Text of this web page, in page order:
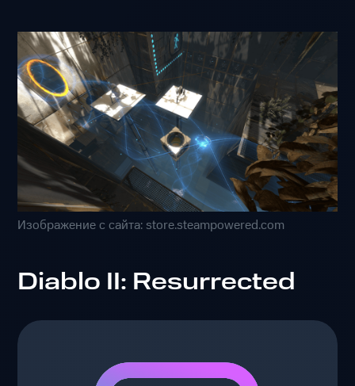
Изображение с сайта: store.steampowered.com
Diablo II: Resurrected